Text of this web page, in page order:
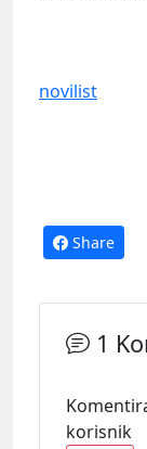
novilist
Share
1
korisnik